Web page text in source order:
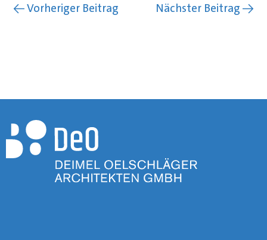
←Vorheriger Beitrag Nächster Beitrag →